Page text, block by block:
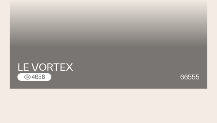
LE VORTEX
4658 66555